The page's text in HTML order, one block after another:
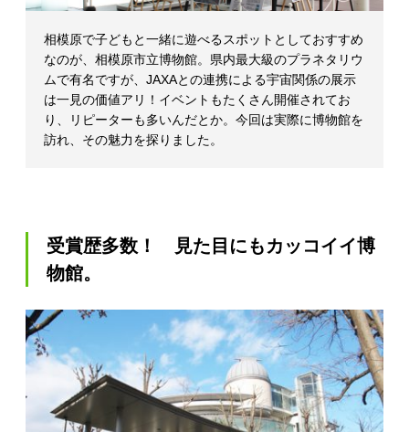
相模原で子どもと一緒に遊べるスポットとしておすすめ
なのが、相模原市立博物館。県内最大級のプラネタリウ
ムで有名ですが、JAXAとの連携による宇宙関係の展示
は一見の価値アリ！イベントもたくさん開催されてお
り、リピーターも多いんだとか。今回は実際に博物館を
訪れ、その魅力を探りました。
受賞歴多数！ 見た目にもカッコイイ博
物館。